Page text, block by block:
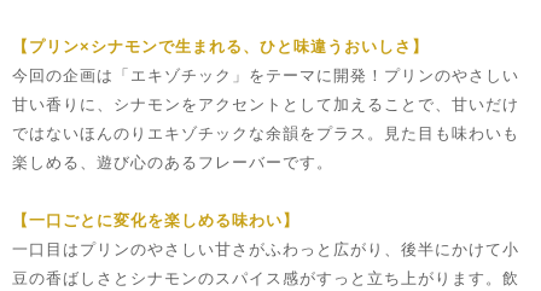
【プリン×シナモンで生まれる、ひと味違うおいしさ】
今回の企画は「エキゾチック」をテーマに開発！プリンのやさしい
甘い香りに、シナモンをアクセントとして加えることで、甘いだけ
ではないほんのりエキゾチックな余韻をプラス。見た目も味わいも
楽しめる、遊び心のあるフレーバーです。
【一口ごとに変化を楽しめる味わい】
一口目はプリンのやさしい甘さがふわっと広がり、後半にかけて小
豆の香ばしさとシナモンのスパイス感がすっと立ち上がります。飲